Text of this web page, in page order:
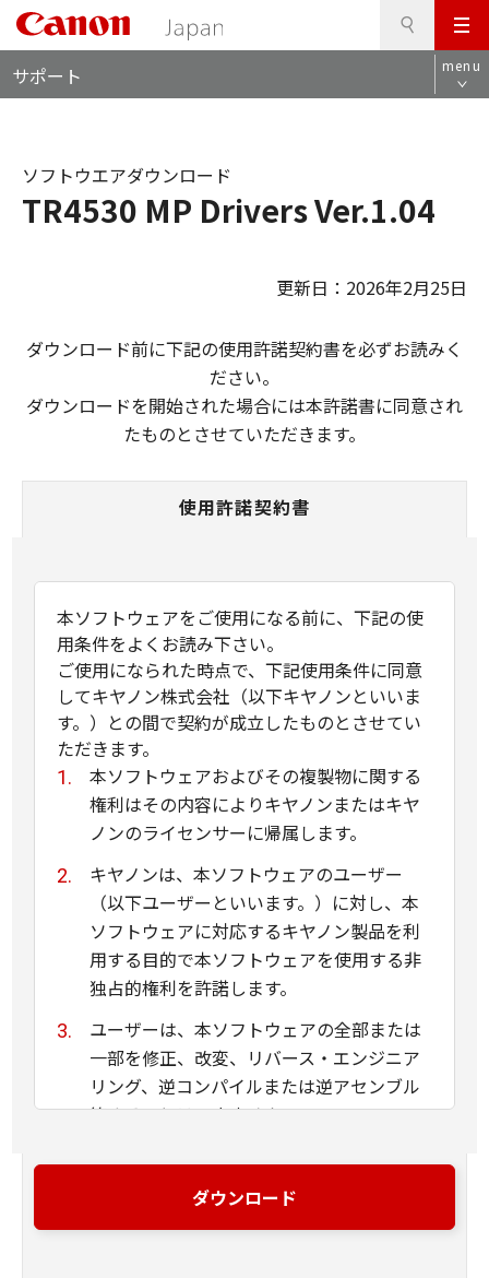
メ
ニ
ュ
サポート menu
TR4530 MP Drivers Ver.1.04
ソフトウエアダウンロード
更新日：2026年2月25日
ダウンロード前に下記の使用許諾契約書を必ずお読みく
ださい。
ダウンロードを開始された場合には本許諾書に同意され
たものとさせていただきます。
使用許諾契約書
本ソフトウェアをご使用になる前に、下記の使
用条件をよくお読み下さい。
ご使用になられた時点で、下記使用条件に同意
してキヤノン株式会社（以下キヤノンといいま
す。）との間で契約が成立したものとさせてい
ただきます。
本ソフトウェアおよびその複製物に関する
権利はその内容によりキヤノンまたはキヤ
ノンのライセンサーに帰属します。
キヤノンは、本ソフトウェアのユーザー
（以下ユーザーといいます。）に対し、本
ソフトウェアに対応するキヤノン製品を利
用する目的で本ソフトウェアを使用する非
独占的権利を許諾します。
ユーザーは、本ソフトウェアの全部または
一部を修正、改変、リバース・エンジニア
リング、逆コンパイルまたは逆アセンブル
等することはできません。
ン株式会社およびキヤノンのライセンサー
は、本ソフトウェアがユーザーの特定の目
ダウンロード